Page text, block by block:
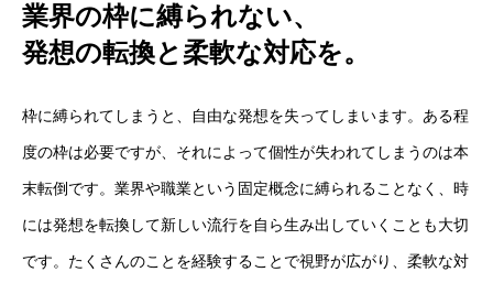
業界の枠に縛られない、
発想の転換と柔軟な対応を。
枠に縛られてしまうと、自由な発想を失ってしまいます。ある程
度の枠は必要ですが、それによって個性が失われてしまうのは本
末転倒です。業界や職業という固定概念に縛られることなく、時
には発想を転換して新しい流行を自ら生み出していくことも大切
です。たくさんのことを経験することで視野が広がり、柔軟な対